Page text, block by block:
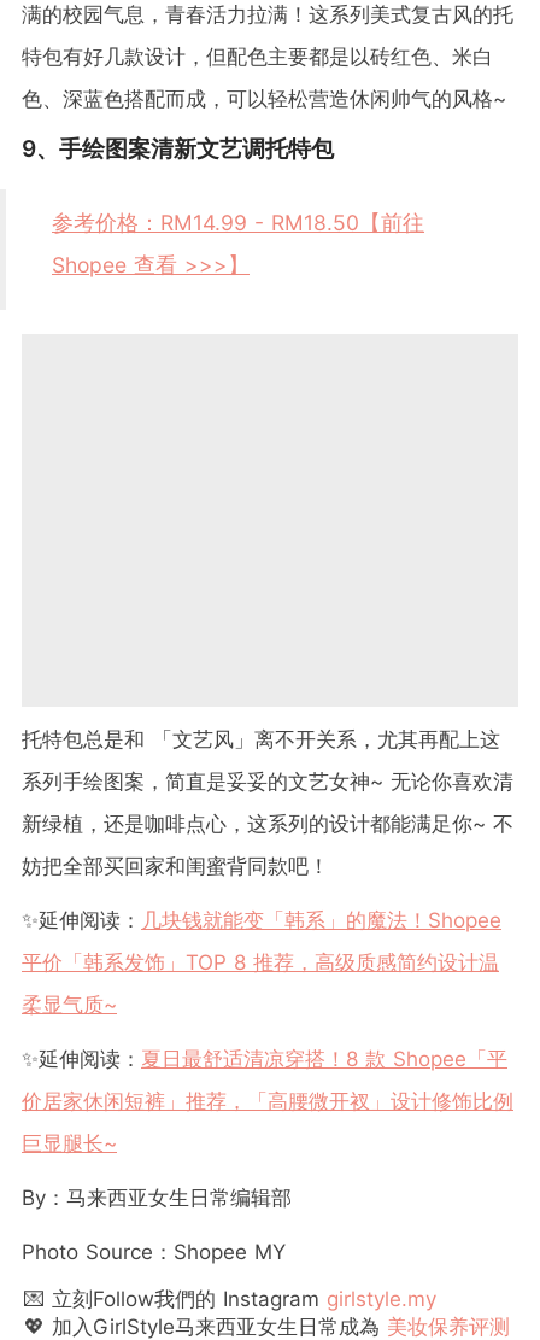
满的校园气息，青春活力拉满！这系列美式复古风的托
特包有好几款设计，但配色主要都是以砖红色、米白
色、深蓝色搭配而成，可以轻松营造休闲帅气的风格~
9、手绘图案清新文艺调托特包
参考价格：RM14.99 - RM18.50【前往
Shopee 查看 >>>】
托特包总是和 「文艺风」离不开关系，尤其再配上这
系列手绘图案，简直是妥妥的文艺女神~ 无论你喜欢清
新绿植，还是咖啡点心，这系列的设计都能满足你~ 不
妨把全部买回家和闺蜜背同款吧！
✨延伸阅读： 几块钱就能变「韩系」的魔法！Shopee
平价「韩系发饰」TOP 8 推荐，高级质感简约设计温
柔显气质~
✨延伸阅读： 夏日最舒适清凉穿搭！8 款 Shopee「平
价居家休闲短裤」推荐，「高腰微开衩」设计修饰比例
巨显腿长~
By：马来西亚女生日常编辑部
Photo Source：Shopee MY
💌 立刻Follow我們的 Instagram girlstyle.my
💖 加入GirlStyle马来西亚女生日常成為 美妆保养评测